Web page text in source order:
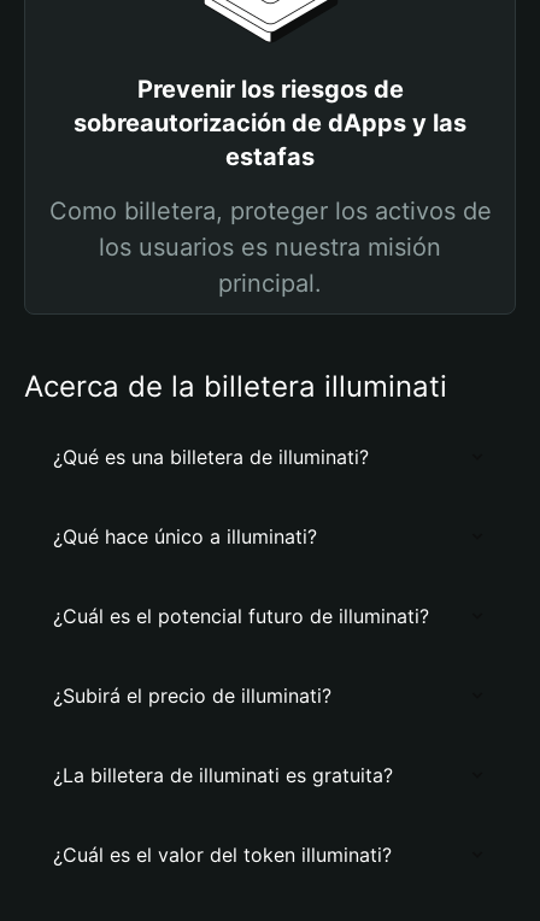
Prevenir los riesgos de
sobreautorización de dApps y las
estafas
Como billetera, proteger los activos de
los usuarios es nuestra misión
principal.
Acerca de la billetera illuminati
¿Qué es una billetera de illuminati?
¿Qué hace único a illuminati?
¿Cuál es el potencial futuro de illuminati?
¿Subirá el precio de illuminati?
¿La billetera de illuminati es gratuita?
¿Cuál es el valor del token illuminati?